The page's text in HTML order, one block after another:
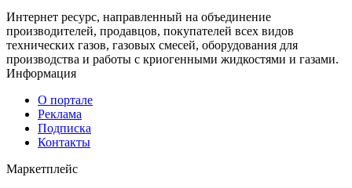
Интернет ресурс, направленный на объединение
производителей, продавцов, покупателей всех видов
технических газов, газовых смесей, оборудования для
производства и работы с криогенными жидкостями и газами.
Информация
О портале
Реклама
Подписка
Контакты
Маркетплейс